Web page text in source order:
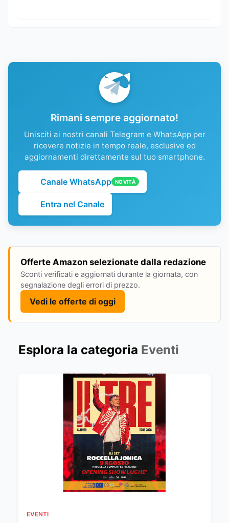
Rimani sempre aggiornato!
Unisciti ai nostri canali Telegram e WhatsApp per
ricevere notizie in tempo reale, esclusive ed
aggiornamenti direttamente sul tuo smartphone.
Canale WhatsApp NOVITÀ
Entra nel Canale
Offerte Amazon selezionate dalla redazione
Sconti verificati e aggiornati durante la giornata, con
segnalazione degli errori di prezzo.
Vedi le offerte di oggi
Esplora la categoria Eventi
EVENTI